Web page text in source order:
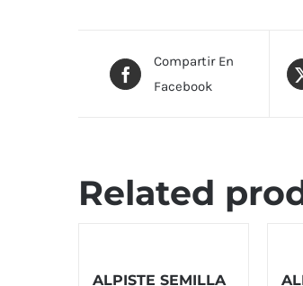
Compartir En
Facebook
Related
ALPISTE SEMILLA